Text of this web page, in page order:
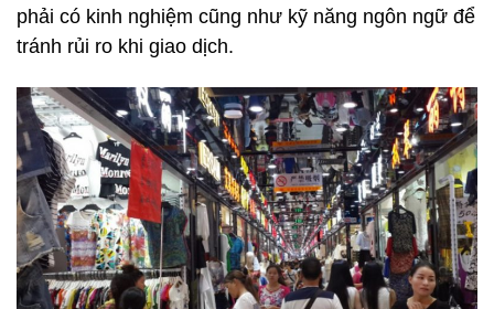
phải có kinh nghiệm cũng như kỹ năng ngôn ngữ để
tránh rủi ro khi giao dịch.